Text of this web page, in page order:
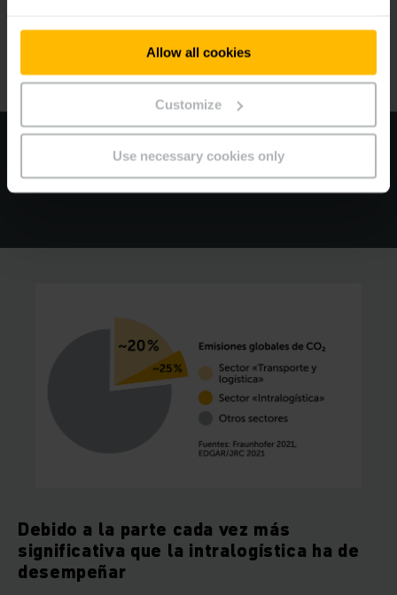
Allow all cookies
Customize
Use necessary cookies only
¿Por qué es tan importante nuestro
compromiso con la sostenibilidad?
Debido a la parte cada vez más
significativa que la intralogística ha de
desempeñar